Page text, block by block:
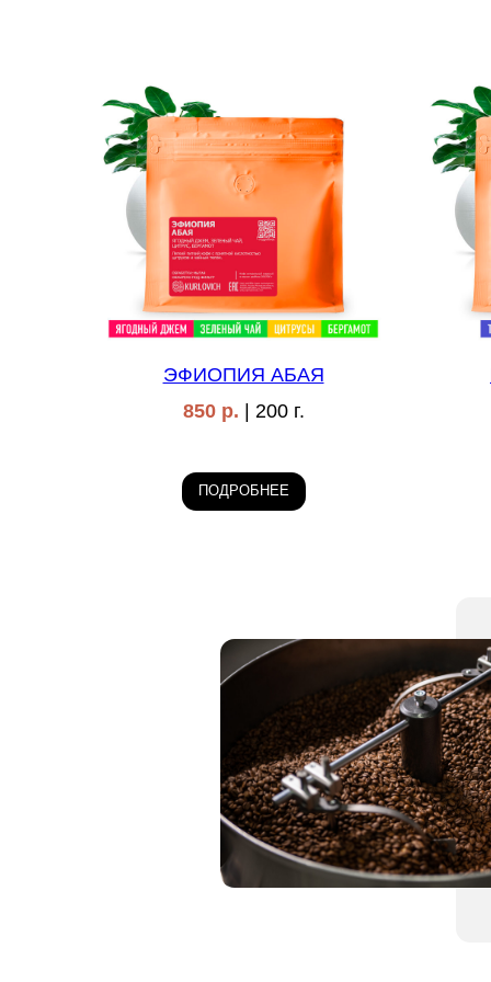
ЭФИОПИЯ АБАЯ
850 р. | 200 г.
ПОДРОБНЕЕ